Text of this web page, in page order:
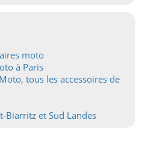
moto
à Paris
tous les accessoires de
Biarritz et Sud Landes